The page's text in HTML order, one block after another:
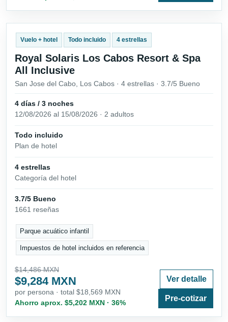
Vuelo + hotel Todo incluido 4 estrellas
Royal Solaris Los Cabos Resort & Spa
All Inclusive
San Jose del Cabo, Los Cabos · 4 estrellas · 3.7/5 Bueno
4 días / 3 noches
12/08/2026 al 15/08/2026 · 2 adultos
Todo incluido
Plan de hotel
4 estrellas
Categoría del hotel
3.7/5 Bueno
1661 reseñas
Parque acuático infantil
Impuestos de hotel incluidos en referencia
$14,486 MXN
$9,284 MXN
por persona · total $18,569 MXN
Ahorro aprox. $5,202 MXN · 36%
Ver detalle
Pre-cotizar